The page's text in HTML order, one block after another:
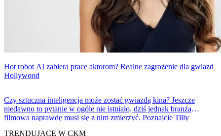
Hot robot AI zabiera prace aktorom? Realne zagrożenie dla gwiazd
Hollywood
Czy sztuczna inteligencja może zostać gwiazdą kina? Jeszcze
niedawno to pytanie w ogóle nie istniało, dziś jednak branża
filmowa naprawdę musi się z nim zmierzyć. Poznajcie Tilly
TRENDUJĄCE W CKM